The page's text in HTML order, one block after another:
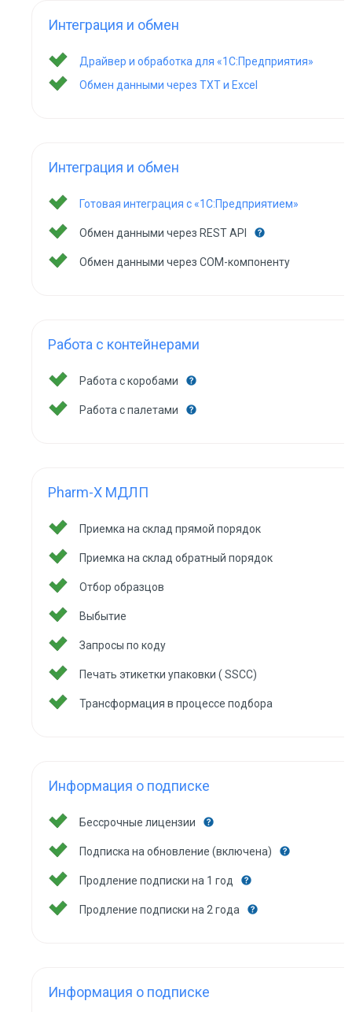
Интеграция и обмен
Драйвер и обработка для «1С:Предприятия»
Обмен данными через TXT и Excel
Интеграция и обмен
Готовая интеграция с «1С:Предприятием»
Обмен данными через REST API
Обмен данными через COM-компоненту
Работа с контейнерами
Работа с коробами
Работа с палетами
Pharm-X МДЛП
Приемка на склад прямой порядок
Приемка на склад обратный порядок
Отбор образцов
Выбытие
Запросы по коду
Печать этикетки упаковки ( SSCC)
Трансформация в процессе подбора
Информация о подписке
Бессрочные лицензии
Подписка на обновление (включена)
Продление подписки на 1 год
Продление подписки на 2 года
Информация о подписке